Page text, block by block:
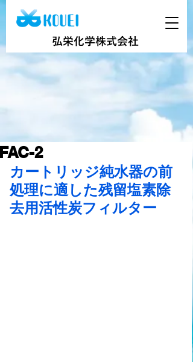
弘栄化学株式会社
2
カートリッジ純水器の前
処理に適した残留塩素除
去用活性炭フィルター